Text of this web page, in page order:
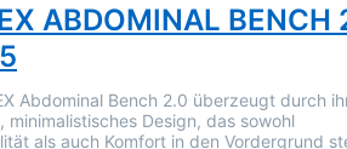
ABDOMINAL BENCH
Abdominal Bench 2.0 überzeugt durch
minimalistisches Design, das sowohl
als auch Komfort in den Vordergrund